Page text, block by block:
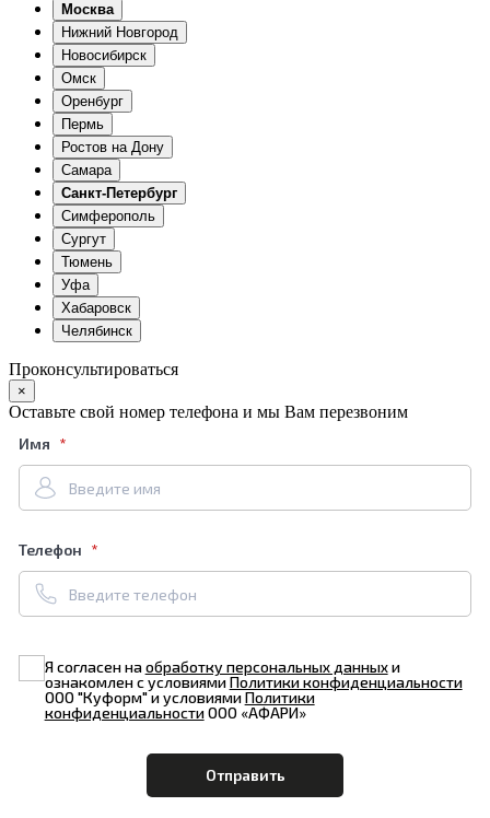
Москва
Нижний Новгород
Новосибирск
Омск
Оренбург
Пермь
Ростов на Дону
Самара
Санкт-Петербург
Симферополь
Сургут
Тюмень
Уфа
Хабаровск
Челябинск
Проконсультироваться
×
Оставьте свой номер телефона и мы Вам перезвоним
Имя
Телефон
Я согласен наобработку персональных данныхи
ознакомлен с условиямиПолитики конфиденциальности
ООО "Куформ" и условиямиПолитики
конфиденциальностиООО «АФАРИ»